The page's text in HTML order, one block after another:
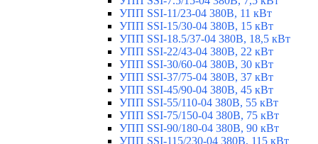
УПП SSI-11/23-04 380В, 11 кВт
УПП SSI-15/30-04 380В, 15 кВт
УПП SSI-18.5/37-04 380В, 18,5 кВт
УПП SSI-22/43-04 380В, 22 кВт
УПП SSI-30/60-04 380В, 30 кВт
УПП SSI-37/75-04 380В, 37 кВт
УПП SSI-45/90-04 380В, 45 кВт
УПП SSI-55/110-04 380В, 55 кВт
УПП SSI-75/150-04 380В, 75 кВт
УПП SSI-90/180-04 380В, 90 кВт
УПП SSI-115/230-04 380В, 115 кВт